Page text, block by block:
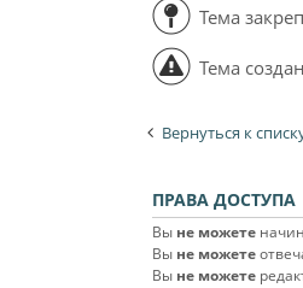
Тема
Тема
Вернуться к
ПРАВА ДОСТУПА
Вы не можете
Вы не можете
Вы не можете